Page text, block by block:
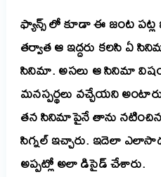
ఫ్యాన్స్ లో కూడా ఈ జంట పట్ల
తర్వాత ఆ ఇద్దరు కలసి ఏ
సినిమా. అసలు ఆ సినిమా
మనస్పర్థలు వచ్చేయని
తన సినిమాపైనే తాను
సిగ్నల్ ఇచ్చారు. ఇదెలా
అప్పట్లో అలా డిసైడ్ చేశారు.